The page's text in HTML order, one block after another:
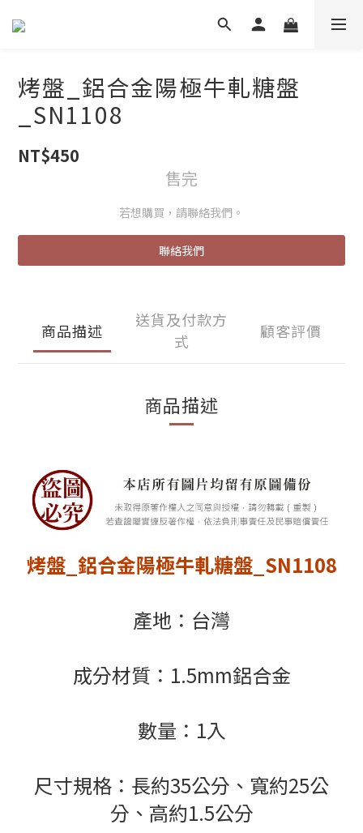
烤盤_鋁合金陽極牛軋糖盤
_SN1108
NT$450
售完
若想購買，請聯絡我們。
聯絡我們
商品描述
送貨及付款方
式
顧客評價
商品描述
烤盤_鋁合金陽極牛軋糖盤_SN1108
產地：台灣
成分材質：1.5mm鋁合金
數量：1入
尺寸規格：長約35公分、寬約25公
分、高約1.5公分